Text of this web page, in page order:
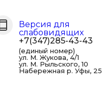
Версия для
слабовидящих
+7(347)285-43-43
(единый номер)
ул. М. Жукова, 4/1
ул. М. Рыльского, 10
Набережная р. Уфы, 25